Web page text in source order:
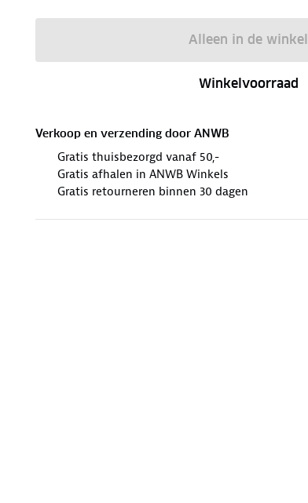
Alleen in de winkel
Winkelvoorraad
Verkoop en verzending door ANWB
Gratis thuisbezorgd vanaf 50,-
Gratis afhalen in ANWB Winkels
Gratis retourneren binnen 30 dagen